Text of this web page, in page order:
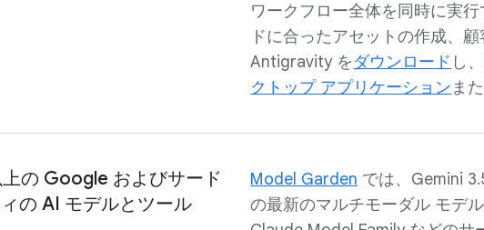
ワークフロー全体を同時に実
ドに合ったアセットの作成、
Antigravity をダウンロード し
クトップ アプリケーションま
の Google およびサード
の AI モデルとツール
Model Garden では、Gemini
の最新のマルチモーダル モデ